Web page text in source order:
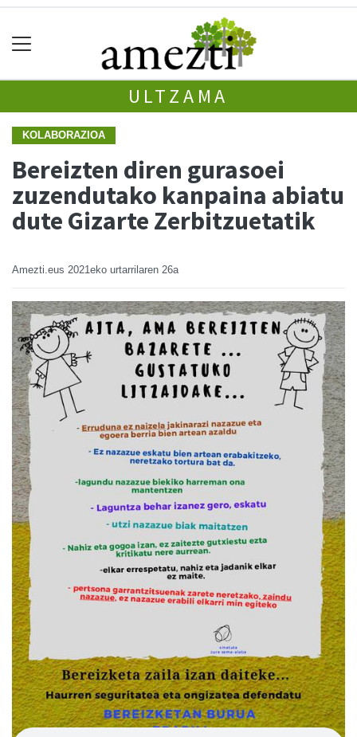
ULTZAMA
KOLABORAZIOA
Bereizten diren gurasoei
zuzendutako kanpaina abiatu
dute Gizarte Zerbitzuetatik
Amezti.eus 2021eko urtarrilaren 26a